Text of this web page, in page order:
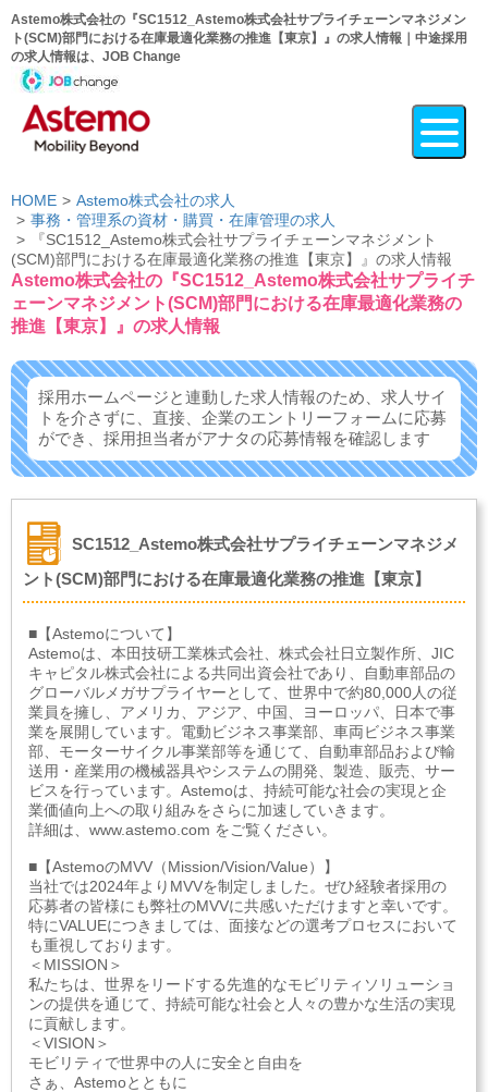
Astemo株式会社の『SC1512_Astemo株式会社サプライチェーンマネジメン
ト(SCM)部門における在庫最適化業務の推進【東京】』の求人情報｜中途採用
の求人情報は、JOB Change
HOME
Astemo株式会社の求人
事務・管理系の資材・購買・在庫管理の求人
『SC1512_Astemo株式会社サプライチェーンマネジメント
(SCM)部門における在庫最適化業務の推進【東京】』の求人情報
Astemo株式会社の『SC1512_Astemo株式会社サプライチ
ェーンマネジメント(SCM)部門における在庫最適化業務の
推進【東京】』の求人情報
採用ホームページと連動した求人情報のため、求人サイ
トを介さずに、 直接、企業のエントリーフォームに応募
ができ、 採用担当者がアナタの応募情報を確認します
SC1512_Astemo株式会社サプライチェーンマネジメ
ント(SCM)部門における在庫最適化業務の推進【東京】
■【Astemoについて】
Astemoは、本田技研工業株式会社、株式会社日立製作所、JIC
キャピタル株式会社による共同出資会社であり、自動車部品の
グローバルメガサプライヤーとして、世界中で約80,000人の従
業員を擁し、アメリカ、アジア、中国、ヨーロッパ、日本で事
業を展開しています。電動ビジネス事業部、車両ビジネス事業
部、モーターサイクル事業部等を通じて、自動車部品および輸
送用・産業用の機械器具やシステムの開発、製造、販売、サー
ビスを行っています。Astemoは、持続可能な社会の実現と企
業価値向上への取り組みをさらに加速していきます。
詳細は、www.astemo.com をご覧ください。
■【AstemoのMVV（Mission/Vision/Value）】
当社では2024年よりMVVを制定しました。ぜひ経験者採用の
応募者の皆様にも弊社のMVVに共感いただけますと幸いです。
特にVALUEにつきましては、面接などの選考プロセスにおいて
も重視しております。
＜MISSION＞
私たちは、世界をリードする先進的なモビリティソリューショ
ンの提供を通じて、持続可能な社会と人々の豊かな生活の実現
に貢献します。
＜VISION＞
モビリティで世界中の人に安全と自由を
さぁ、Astemoとともに